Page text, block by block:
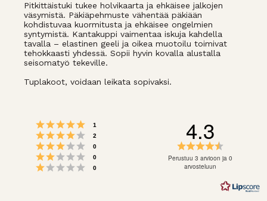
Pitkittäistuki tukee holvikaarta ja ehkäisee jalkojen
väsymistä. Päkiäpehmuste vähentää päkiään
kohdistuvaa kuormitusta ja ehkäisee ongelmien
syntymistä. Kantakuppi vaimentaa iskuja kahdella
tavalla – elastinen geeli ja oikea muotoilu toimivat
tehokkaasti yhdessä. Sopii hyvin kovalla alustalla
seisomatyö tekeville.
Tuplakoot, voidaan leikata sopivaksi.
Arvio 5 5:sta tähdestä
1
Arvio 4 5:sta tähdestä
2
Arvio 3 5:sta tähdestä
0
Arvio 2 5:sta tähdestä
0
Arvio 1 5:sta tähdestä
0
4.3
4.3
Perustuu 3 arvioon ja 0
arvosteluun